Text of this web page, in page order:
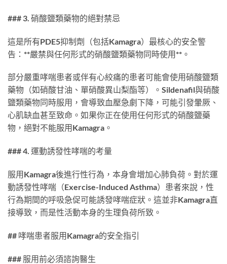
### 3. 硝酸鹽類藥物的絕對禁忌
這是所有PDE5抑制劑（包括Kamagra）最核心的安全警
告：**嚴禁與任何形式的硝酸鹽類藥物同時使用**。
部分嚴重哮喘患者或伴有心絞痛的患者可能會使用硝酸鹽類
藥物（如硝酸甘油、單硝酸異山梨酯等）。Sildenafil與硝酸
鹽類藥物同時服用，會導致血壓急劇下降，可能引發暈厥、
心肌缺血甚至致命。如果你正在使用任何形式的硝酸鹽藥
物，絕對不能服用Kamagra。
### 4. 運動誘發性哮喘的考量
服用Kamagra後進行性行為，本身會增加心肺負荷。對於運
動誘發性哮喘（Exercise-Induced Asthma）患者來說，性
行為期間的呼吸急促可能誘發哮喘症狀。這並非Kamagra直
接導致，而是性活動本身的生理負荷所致。
## 哮喘患者服用Kamagra的安全指引
### 服用前必須諮詢醫生